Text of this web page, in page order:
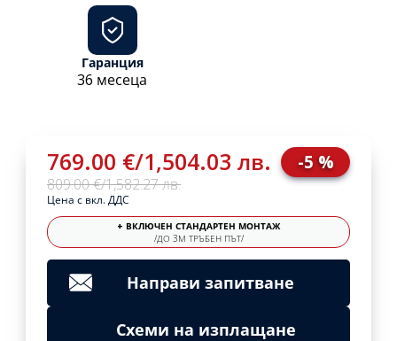
769.00 €/1,504.03 лв.
809.00 €/1,582.27 лв.
-5 %
Цена с вкл. ДДС
+ ВКЛЮЧЕН СТАНДАРТЕН МОНТАЖ
/ДО 3М ТРЪБЕН ПЪТ/
Направи запитване
Схеми на изплащане
Гаранция
36 месеца